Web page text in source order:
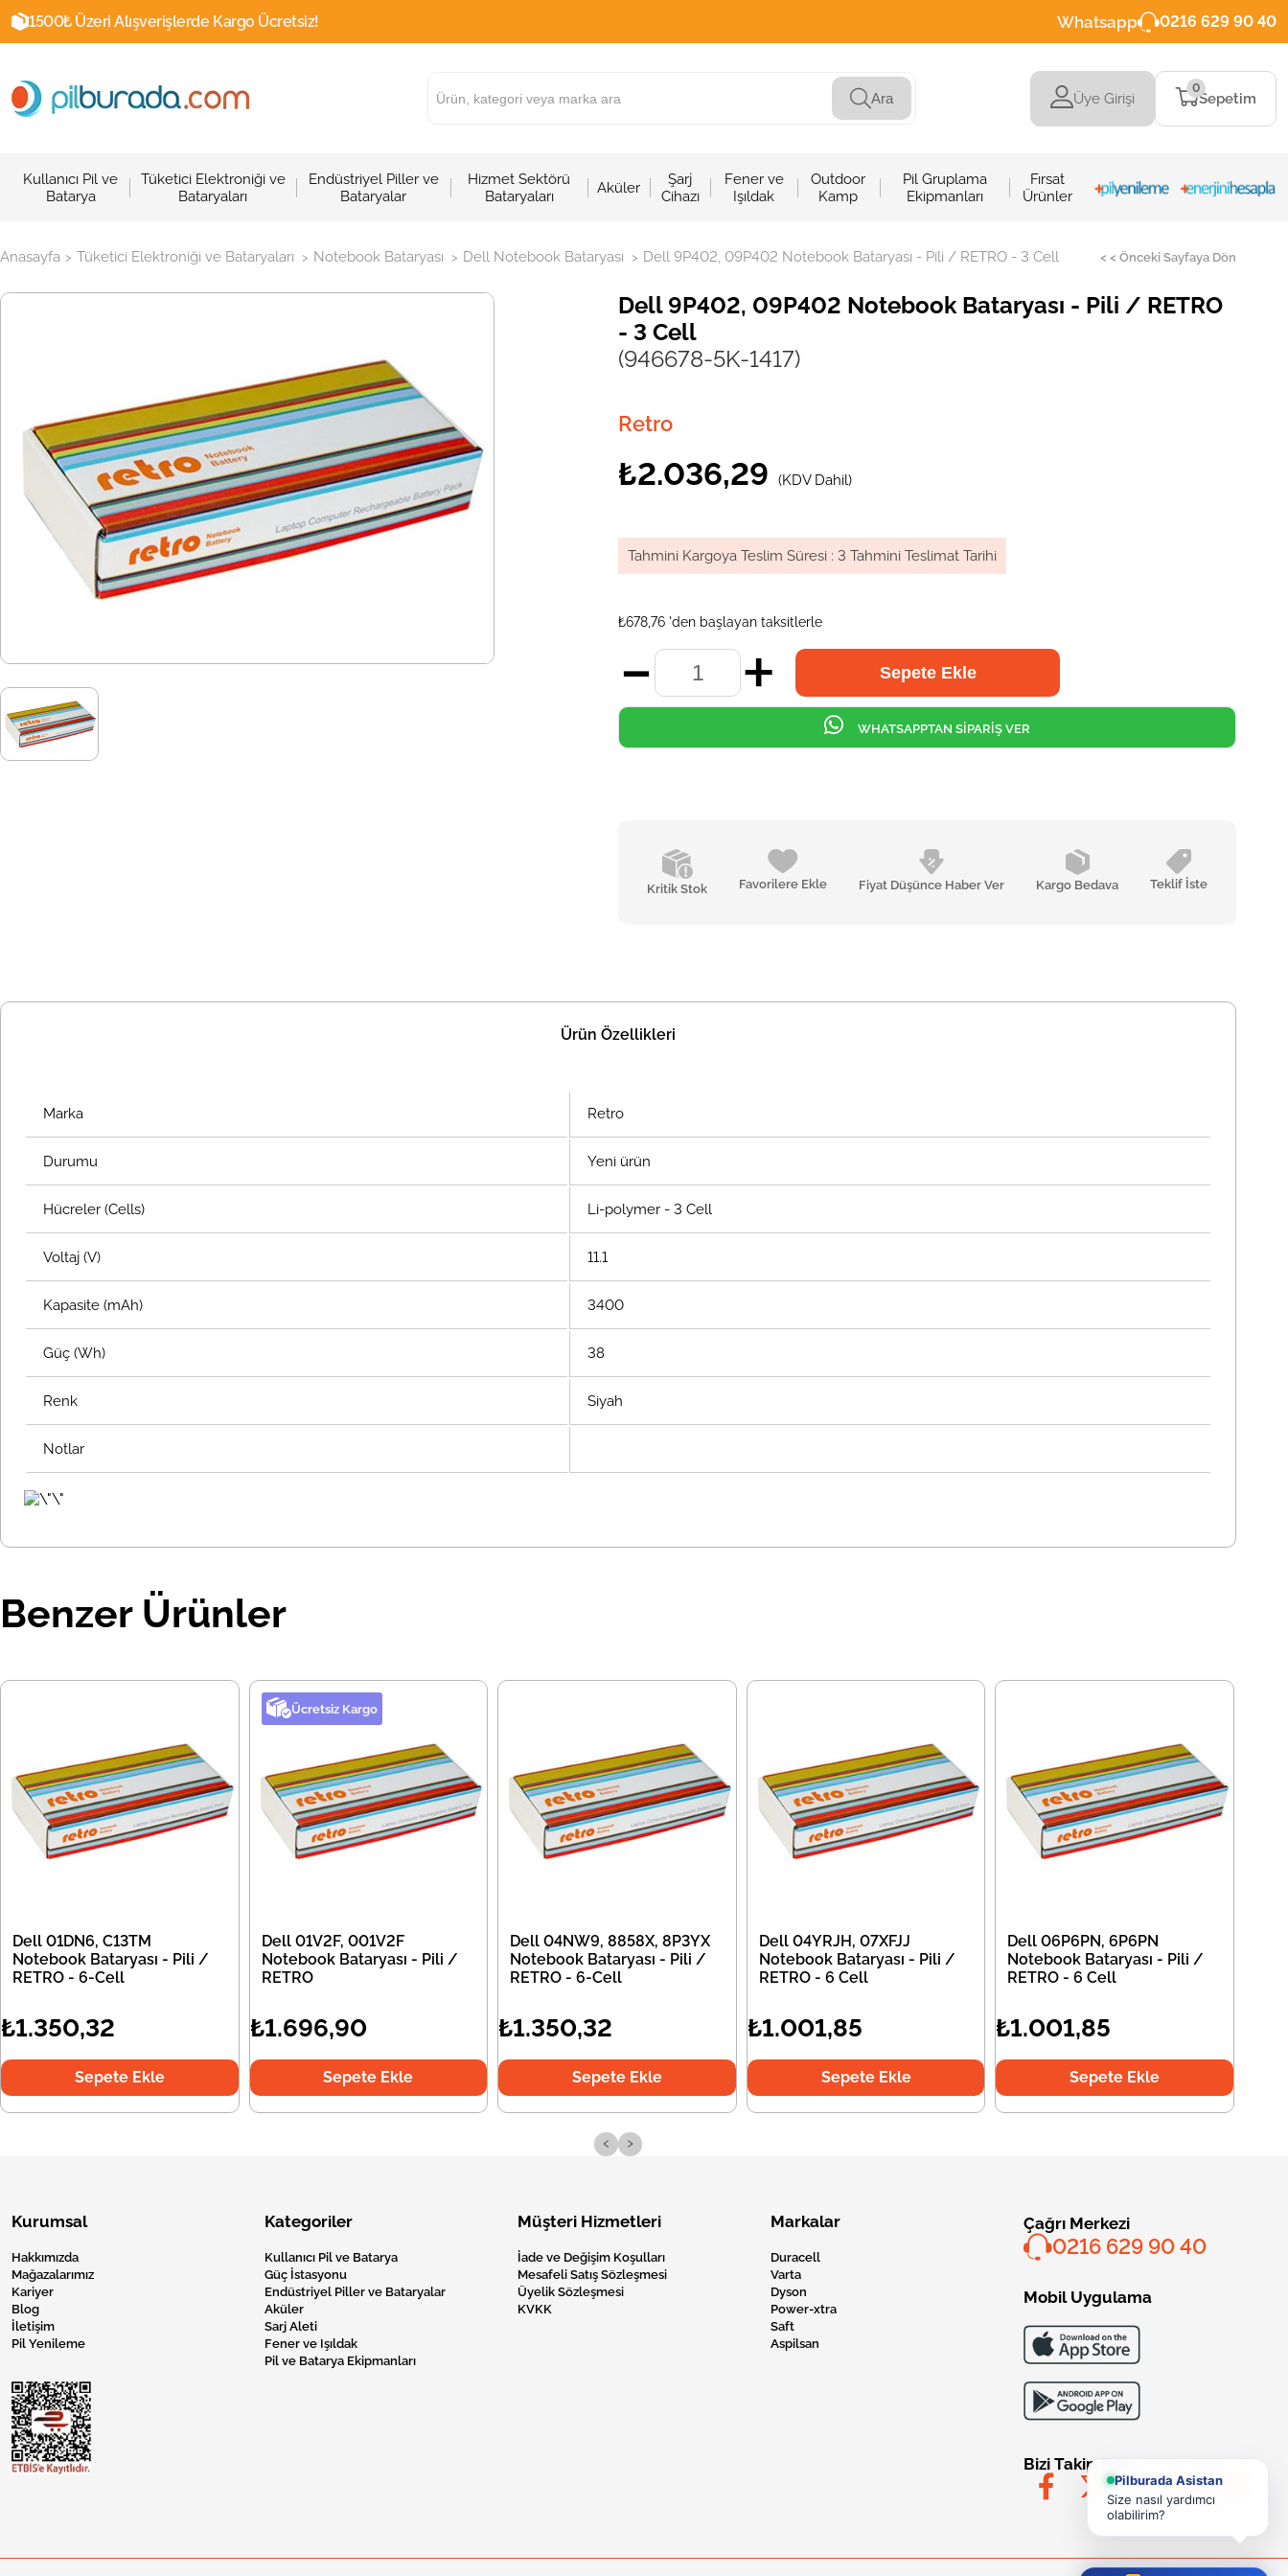
1500₺ Üzeri Alışverişlerde Kargo Ücretsiz! Whatsapp 0216 629 90 40
Ara Üye Girişi Sepetim
0
Kullanıcı Pil ve
Batarya
Tüketici Elektroniği ve
Bataryaları
Endüstriyel Piller ve
Bataryalar
Hizmet Sektörü
Bataryaları
Aküler
Şarj
Cihazı
Fener ve
Işıldak
Outdoor
Kamp
Pil Gruplama
Ekipmanları
Fırsat
Ürünler
Anasayfa > Tüketici Elektroniği ve Bataryaları > Notebook Bataryası > Dell Notebook Bataryası > Dell 9P402, 09P402 Notebook Bataryası - Pili / RETRO - 3 Cell < < Önceki Sayfaya Dön
Dell 9P402, 09P402 Notebook Bataryası - Pili / RETRO
- 3 Cell
(946678-5K-1417)
Retro
₺2.036,29 (KDV Dahil)
Tahmini Kargoya Teslim Süresi : 3 Tahmini Teslimat Tarihi
₺678,76 'den başlayan taksitlerle
Kritik Stok Favorilere Ekle Fiyat Düşünce Haber Ver Kargo Bedava Teklif İste
WHATSAPPTAN SİPARİŞ VER
Ürün Özellikleri
Marka Retro
Durumu Yeni ürün
Hücreler (Cells) Li-polymer - 3 Cell
Voltaj (V) 11.1
Kapasite (mAh) 3400
Güç (Wh) 38
Renk Siyah
Notlar
Benzer Ürünler
Dell 01DN6, C13TM
Notebook Bataryası - Pili /
RETRO - 6-Cell
₺1.350,32
Sepete Ekle
Ücretsiz Kargo
Dell 01V2F, 001V2F
Notebook Bataryası - Pili /
RETRO
₺1.696,90
Sepete Ekle
Dell 04NW9, 8858X, 8P3YX
Notebook Bataryası - Pili /
RETRO - 6-Cell
₺1.350,32
Sepete Ekle
Dell 04YRJH, 07XFJJ
Notebook Bataryası - Pili /
RETRO - 6 Cell
₺1.001,85
Sepete Ekle
Dell 06P6PN, 6P6PN
Notebook Bataryası - Pili /
RETRO - 6 Cell
₺1.001,85
Sepete Ekle
‹ ›
Kurumsal
Hakkımızda
Mağazalarımız
Kariyer
Blog
İletişim
Pil Yenileme
Kategoriler
Kullanıcı Pil ve Batarya
Güç İstasyonu
Endüstriyel Piller ve Bataryalar
Aküler
Sarj Aleti
Fener ve Işıldak
Pil ve Batarya Ekipmanları
Müşteri Hizmetleri
İade ve Değişim Koşulları
Mesafeli Satış Sözleşmesi
Üyelik Sözleşmesi
KVKK
Markalar
Duracell
Varta
Dyson
Power-xtra
Saft
Aspilsan
Çağrı Merkezi
0216 629 90 40
Mobil Uygulama
Bizi Takip Edin
Pilburada Asistan
Size nasıl yardımcı
olabilirim?